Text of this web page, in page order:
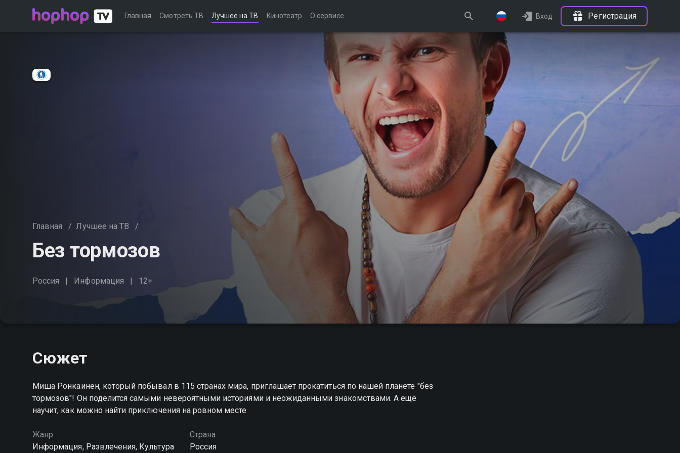
Главная Смотреть ТВ Лучшее на ТВ Кинотеатр О сервисе Вход Регистрация
Главная / Лучшее на ТВ /
Без тормозов
Россия Информация 12+
Сюжет
Миша Ронкаинен, который побывал в 115 странах мира, приглашает прокатиться по нашей планете "без
тормозов"! Он поделится самыми невероятными историями и неожиданными знакомствами. А ещё
научит, как можно найти приключения на ровном месте
Жанр
Информация, Развлечения, Культура
Страна
Россия